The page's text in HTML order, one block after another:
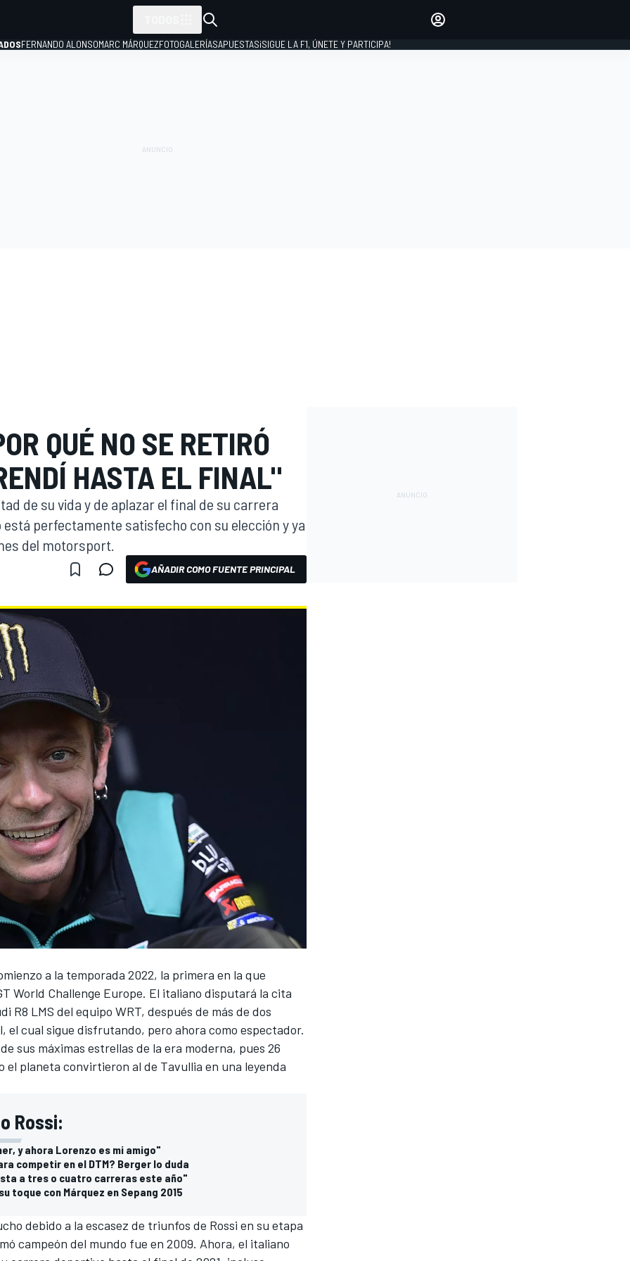
FERNANDO ALONSOMARC MÁRQUEZFOTOGALERÍASAPUESTAS¡SIGUE LA F1, ÚNETE Y PARTICIPA!
QUÉ NO SE RETIRÓ
HASTA EL FINAL"
de su vida y de aplazar el final de su carrera
perfectamente satisfecho con su elección y ya
del motorsport.
AÑADIR COMO FUENTE PRINCIPAL
a la temporada 2022, la primera en la que
World Challenge Europe. El italiano disputará la cita
R8 LMS del equipo WRT, después de más de dos
el cual sigue disfrutando, pero ahora como espectador.
sus máximas estrellas de la era moderna, pues 26
el planeta convirtieron al de Tavullia en una leyenda
Rossi:
y ahora Lorenzo es mi amigo"
competir en el DTM? Berger lo duda
a tres o cuatro carreras este año"
toque con Márquez en Sepang 2015
debido a la escasez de triunfos de Rossi en su etapa
campeón del mundo fue en 2009. Ahora, el italiano